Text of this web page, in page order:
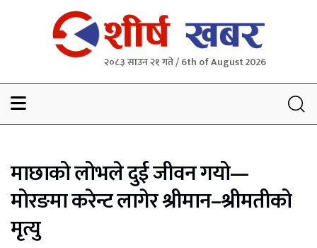
२०८३ साउन २१ गते / 6th of August 2026
माछाको लोभले दुई जीवन गयो—
मोरङमा करेन्ट लागेर श्रीमान–श्रीमतीको
मृत्यु